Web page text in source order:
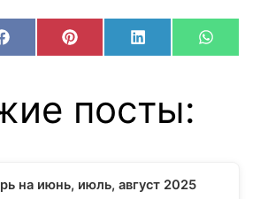
Share
on
FacebookShare
on
Pinterest Share
on
LinkedIn Share
on
посты:
на июнь, июль, август 2025